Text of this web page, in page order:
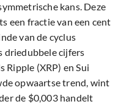
kans. Deze
een fractie van een cent
van de cyclus
driedubbele cijfers
Ripple (XRP) en Sui
opwaartse trend, wint
de $0,003 handelt